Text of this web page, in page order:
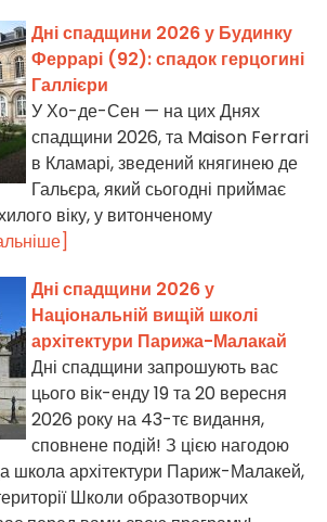
Дні спадщини 2026 у Будинку
Феррарі (92): спадок герцогині
Галлієри
У Хо-де-Сен — на цих Днях
спадщини 2026, та Maison Ferrari
в Кламарі, зведений княгинею де
Гальєра, який сьогодні приймає
віку, у витонченому
Дні спадщини 2026 у
Національній вищій школі
архітектури Парижа-Малакай
Дні спадщини запрошують вас
цього вік-енду 19 та 20 вересня
2026 року на 43-тє видання,
сповнене подій! З цією нагодою
школа архітектури Париж-Малакей,
Школи образотворчих